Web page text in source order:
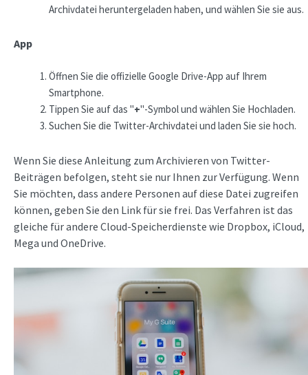
Archivdatei heruntergeladen haben, und wählen Sie sie aus.
App
Öffnen Sie die offizielle Google Drive-App auf Ihrem
Smartphone.
Tippen Sie auf das "+"-Symbol und wählen Sie Hochladen.
Suchen Sie die Twitter-Archivdatei und laden Sie sie hoch.
Wenn Sie diese Anleitung zum Archivieren von Twitter-
Beiträgen befolgen, steht sie nur Ihnen zur Verfügung. Wenn
Sie möchten, dass andere Personen auf diese Datei zugreifen
können, geben Sie den Link für sie frei. Das Verfahren ist das
gleiche für andere Cloud-Speicherdienste wie Dropbox, iCloud,
Mega und OneDrive.